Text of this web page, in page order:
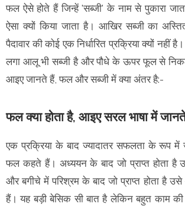
फल ऐसे होते हैं जिन्हें 'सब्जी' के नाम से पुकारा
ऐसा क्यों किया जाता है। आखिर सब्जी का
पैदावार की कोई एक निर्धारित प्रक्रिया क्यों
लगा आलू भी सब्जी है और पौधे के ऊपर फूल से
आइए जानते हैं, फल और सब्जी में क्या अंतर है:-
फल क्या होता है, आइए सरल भाषा में
एक प्रक्रिया के बाद ज्यादातर सफलता के रूप में
फल कहते हैं। अध्ययन के बाद जो प्राप्त होता है
और बगीचे में परिश्रम के बाद जो प्राप्त होता है
हैं। यह बड़ी बेसिक सी बात है लेकिन बहुत काम